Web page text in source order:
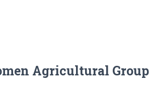
Agricultural Group